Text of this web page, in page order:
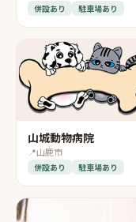
併設あり 駐車場あり
山城動物病院
📍山鹿市
併設あり 駐車場あり